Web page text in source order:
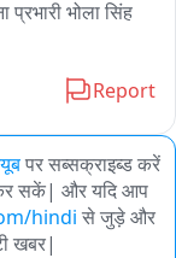
भोला सिंह
Report
पर सब्सक्राइब्ड करें
कर सकें| और यदि आप
hindi से जुड़े और
खबर|